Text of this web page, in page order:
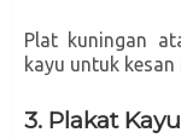
Plat kuningan
kayu untuk
3. Plakat